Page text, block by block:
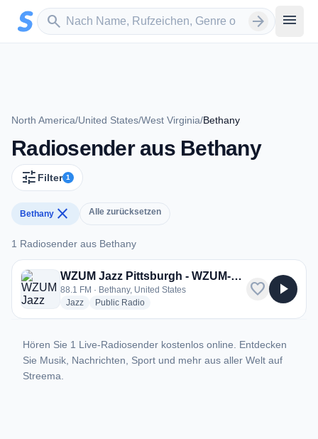
Zum Hauptinhalt springen
search
Sender suchen arrow_forward menu
North America/United States/West Virginia/Bethany
Radiosender aus Bethany
tune Filter 1
Bethany close Alle zurücksetzen
1 Radiosender aus Bethany
1 Radiosender aus Bethany
WZUM Jazz Pittsburgh - WZUM-FM
88.1 FM · Bethany, United States
Jazzradio stations
Public Radioradio stations
favorite play_arrow
Hören Sie 1 Live-Radiosender kostenlos online. Entdecken
Sie Musik, Nachrichten, Sport und mehr aus aller Welt auf
Streema.